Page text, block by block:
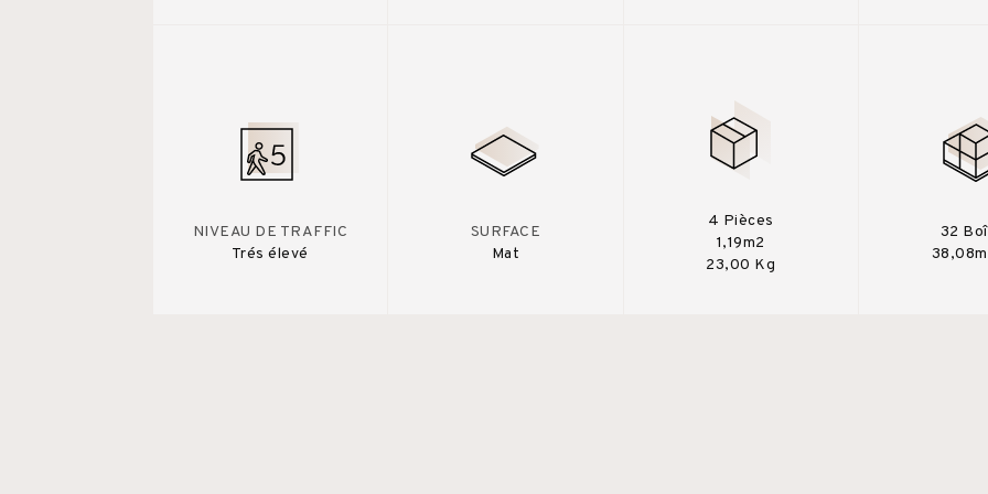
NIVEAU DE TRAFFIC
Trés élevé
SURFACE
Mat
4 Pièces
1,19m2
23,00 Kg
32